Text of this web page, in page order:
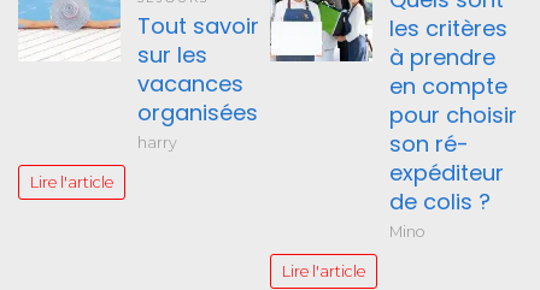
Tout savoir
sur les
vacances
organisées
harry
Lire l'article
les critères
à prendre
en compte
pour choisir
son ré-
expéditeur
de colis ?
Mino
Lire l'article